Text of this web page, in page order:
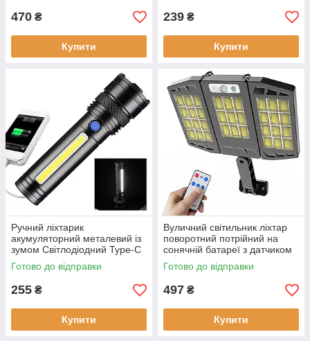
470 ₴
Купити
239 ₴
Купити
Ручний ліхтарик
акумуляторний металевий із
зумом Світлодіодний Type-C
заряджання
Готово до відправки
255 ₴
Купити
Вуличний світильник ліхтар
поворотний потрійний на
сонячній батареї з датчиком
руху LED Лампами настінний
Готово до відправки
497 ₴
Купити